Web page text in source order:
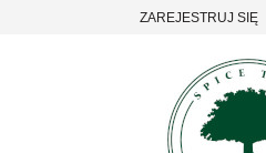
ZAREJESTRUJ SIĘ